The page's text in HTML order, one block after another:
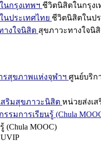
นกรุงเทพฯ ชีวิตนิสิตในกรุงเ
นประเทศไทย ชีวิตนิสิตในป
างใจนิสิต สุขภาวะทางใจนิ
รสุขภาพแห่งจุฬาฯ ศูนย์บริก
สริมสุขภาวะนิสิต หน่วยส่งเ
รมการเรียนรู้ (Chula
(Chula MOOC)